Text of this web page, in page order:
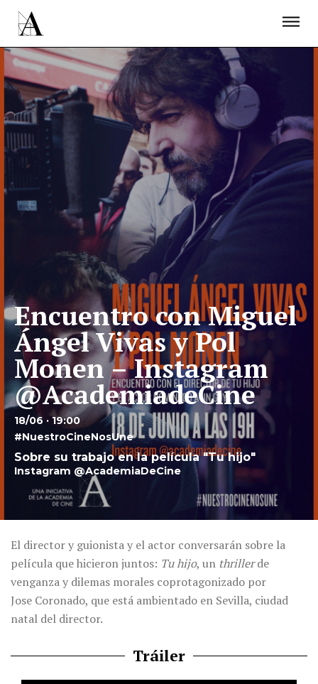
Encuentro con Miguel
Ángel Vivas y Pol
Monen – Instagram
@AcademiadeCine
18/06 · 19:00
#NuestroCineNosUne
Sobre su trabajo en la película "Tu hijo"
Instagram @AcademiaDeCine
El director y guionista y el actor conversarán sobre la
película que hicieron juntos: Tu hijo, un thrillerde
venganza y dilemas morales coprotagonizado por
Jose Coronado, que está ambientado en Sevilla, ciudad
natal del director.
Tráiler
ACTUALIDAD
PROYECTOS
RESIDENCIAS
ÚNETE A LA ACADEMIA DE CINE
PRENSA
NEWSLETTER